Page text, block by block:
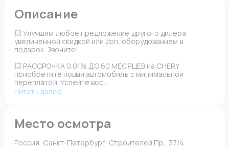
Описание
💥 Улучшим любое предложение другого дилера
увеличенной скидкой или доп. оборудованием в
подарок. Звоните!
💥 РАССРОЧКА 0.01% ДО 60 МЕСЯЦЕВ на CHERY
приобретите новый автомобиль с минимальной
переплатой. Успейте вос...
Читать далее
Место осмотра
Россия, Санкт-Петербург, Строителей Пр., 37/4